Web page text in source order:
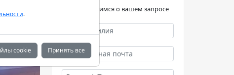
Мы позаботимся о вашем запросе
.
cookie Принять все